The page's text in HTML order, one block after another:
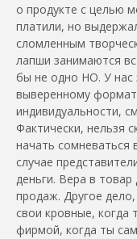
о продукте с целью
платили, но
сломленным
лапши занимаются
бы не одно НО. У нас
выверенному
индивидуальности,
Фактически, нельзя
начать
случае
деньги. Вера в товар
продаж. Другое
свои кровные, когда
фирмой, когда ты